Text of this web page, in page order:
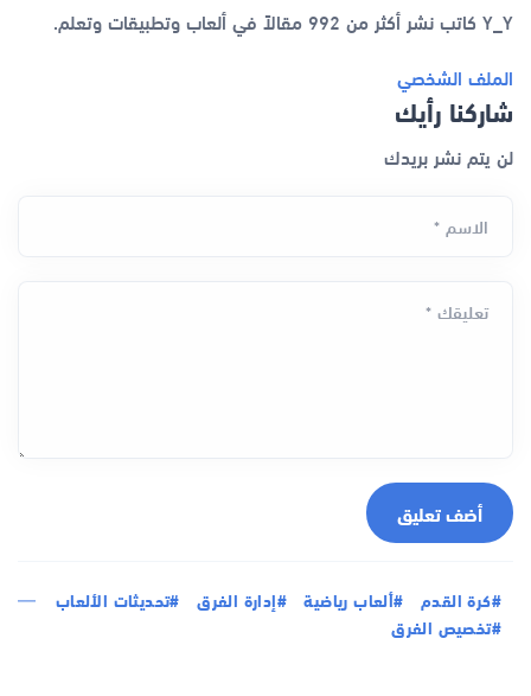
Y_Y كاتب نشر أكثر من 992 مقالاً في ألعاب وتطبيقات وتعلم.
الملف الشخصي
شاركنا رأيك
لن يتم نشر بريدك
الاسم *
تعليقك *
أضف تعليق
#كرة القدم #ألعاب رياضية #إدارة الفرق
#تحديثات الألعاب
#تخصيص الفرق